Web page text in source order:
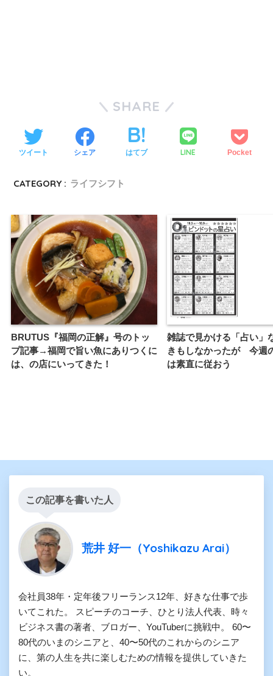
SHARE
ツイート シェア はてブ LINE Pocket
CATEGORY : ライフシフト
BRUTUS『福岡の正解』号のトッ
プ記事→福岡で旨い魚にありつくに
は、の店にいってきた！
雑誌で見かける「占い」
きもしなかったが 今週
は素直に従おう
この記事を書いた人
荒井 好一（Yoshikazu Arai）
会社員38年・定年後フリーランス12年、好きな仕事で歩
いてこれた。 スピーチのコーチ、ひとり法人代表、時々
ビジネス書の著者、ブロガー、YouTuberに挑戦中。 60〜
80代のいまのシニアと、40〜50代のこれからのシニア
に、第の人生を共に楽しむための情報を提供していきた
い。